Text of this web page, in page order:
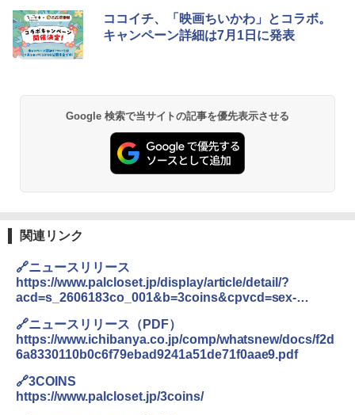
ココイチ、「映画ちいかわ」とコラボ。
キャンペーン詳細は7月1日に発表
Google 検索で当サイトの記事を優先表示させる
関連リンク
🔗ニュースリリース
https://www.palcloset.jp/display/article/detail/?
acd=s_2606183co_001&b=3coins&cpvcd=sex-
🔗ニュースリリース（PDF）
https://www.ichibanya.co.jp/comp/whatsnew/docs/f2d
6a8330110b0c6f79ebad9241a51de71f0aae9.pdf
🔗3COINS
https://www.palcloset.jp/3coins/